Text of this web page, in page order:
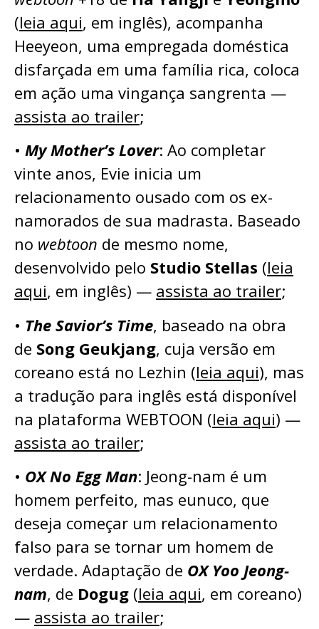
(leia aqui, em inglês), acompanha
Heeyeon, uma empregada doméstica
disfarçada em uma família rica, coloca
em ação uma vingança sangrenta —
assista ao trailer;
• My Mother’s Lover: Ao completar
vinte anos, Evie inicia um
relacionamento ousado com os ex-
namorados de sua madrasta. Baseado
no webtoon de mesmo nome,
desenvolvido pelo Studio Stellas (leia
aqui, em inglês) — assista ao trailer;
• The Savior’s Time, baseado na obra
de Song Geukjang, cuja versão em
coreano está no Lezhin (leia aqui), mas
a tradução para inglês está disponível
na plataforma WEBTOON (leia aqui) —
assista ao trailer;
• OX No Egg Man: Jeong-nam é um
homem perfeito, mas eunuco, que
deseja começar um relacionamento
falso para se tornar um homem de
verdade. Adaptação de OX Yoo Jeong-
nam, de Dogug (leia aqui, em coreano)
— assista ao trailer;